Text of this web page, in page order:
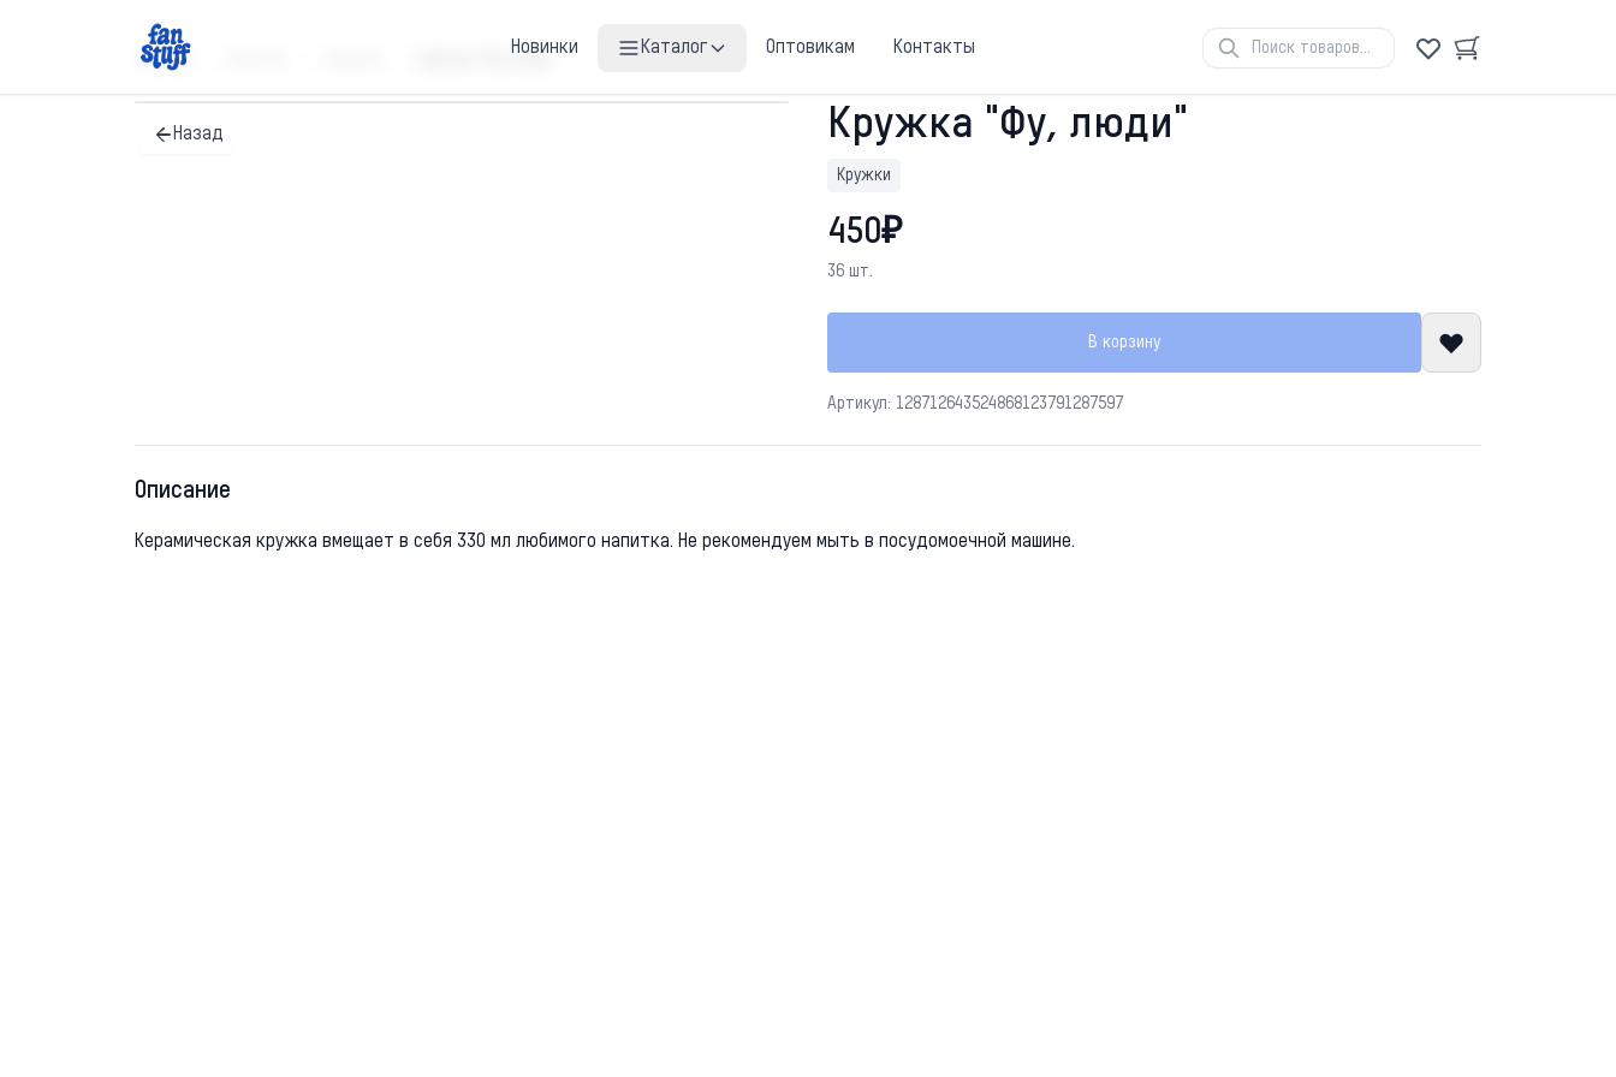
Новинки Каталог Оптовикам Контакты
Главная
Назад Кружка "Фу, люди"
Кружки
450₽
36 шт.
В корзину
Артикул: 128712643524868123791287597
Описание
Керамическая кружка вмещает в себя 330 мл любимого напитка. Не рекомендуем мыть в посудомоечной машине.